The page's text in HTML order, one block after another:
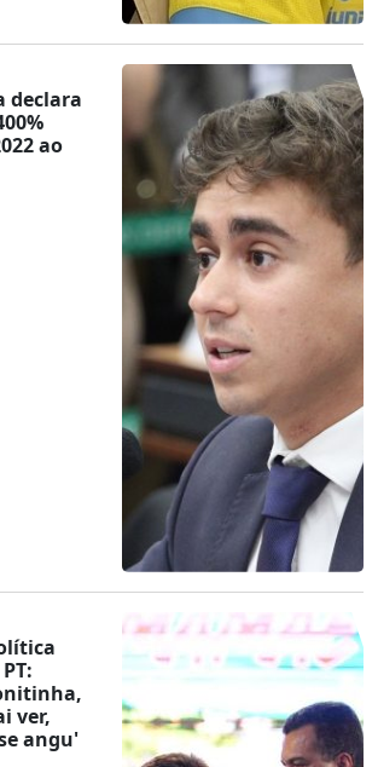
declara
ao
ver,
angu'